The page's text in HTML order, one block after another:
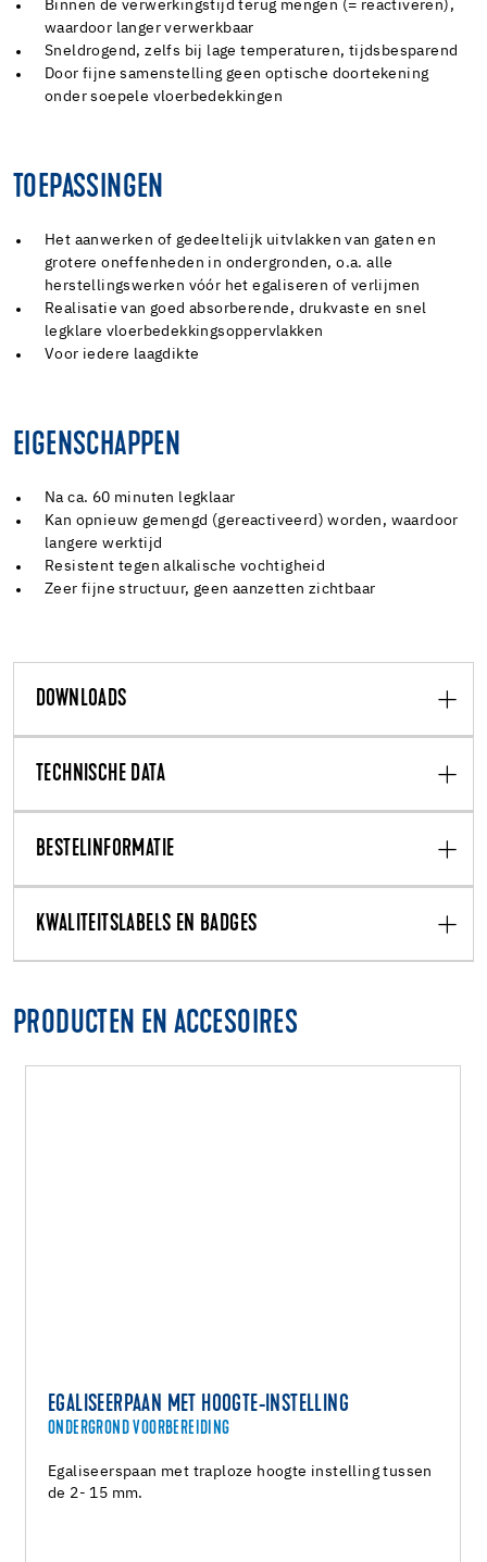
Binnen de verwerkingstijd terug mengen (= reactiveren),
waardoor langer verwerkbaar
Sneldrogend, zelfs bij lage temperaturen, tijdsbesparend
Door fijne samenstelling geen optische doortekening
onder soepele vloerbedekkingen
TOEPASSINGEN
Het aanwerken of gedeeltelijk uitvlakken van gaten en
grotere oneffenheden in ondergronden, o.a. alle
herstellingswerken vóór het egaliseren of verlijmen
Realisatie van goed absorberende, drukvaste en snel
legklare vloerbedekkingsoppervlakken
Voor iedere laagdikte
EIGENSCHAPPEN
Na ca. 60 minuten legklaar
Kan opnieuw gemengd (gereactiveerd) worden, waardoor
langere werktijd
Resistent tegen alkalische vochtigheid
Zeer fijne structuur, geen aanzetten zichtbaar
DOWNLOADS
TECHNISCHE DATA
BESTELINFORMATIE
KWALITEITSLABELS EN BADGES
PRODUCTEN EN ACCESOIRES
EGALISEERPAAN MET HOOGTE-INSTELLING
ONDERGROND VOORBEREIDING
Egaliseerspaan met traploze hoogte instelling tussen
de 2- 15 mm.